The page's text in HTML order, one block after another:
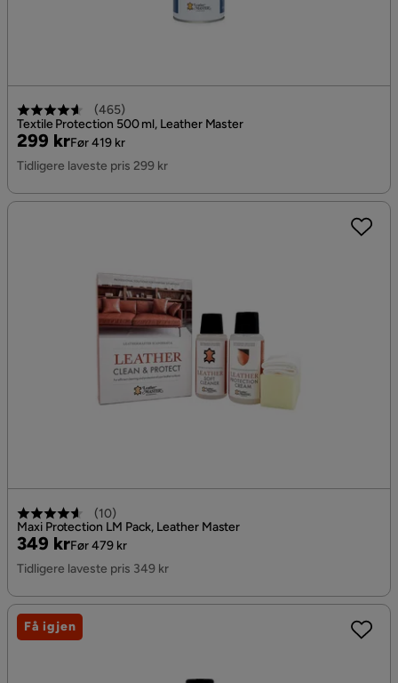
(465)
Textile Protection 500 ml, Leather Master
Pris
299 kr
Original
Pris
Før 419 kr
Tidligere laveste pris 299 kr
(10)
Maxi Protection LM Pack, Leather Master
Pris
349 kr
Original
Pris
Før 479 kr
Tidligere laveste pris 349 kr
Få igjen